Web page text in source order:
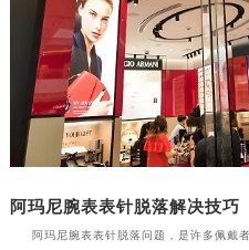
阿玛尼腕表表针脱落解决技巧
阿玛尼腕表表针脱落问题，是许多佩戴